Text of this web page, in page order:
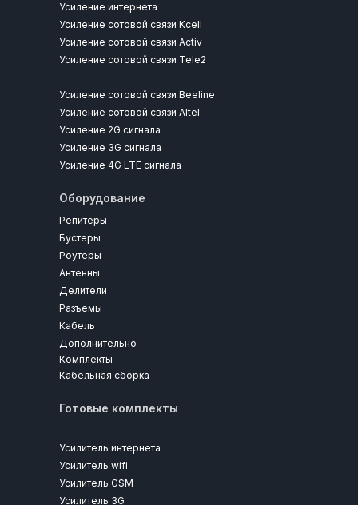
Готовые комплекты
Оборудование
Репитеры
Бустеры
Роутеры
Антенны
Делители
Разъемы
Кабель
Дополнительно
Усилитель интернета
Усилитель wifi
Усилитель GSM
Усилитель 3G
Усиление интернета
Усиление сотовой связи Kcell
Усиление сотовой связи Activ
Усиление сотовой связи Tele2
Усиление сотовой связи Beeline
Усиление сотовой связи Altel
Усиление 2G сигнала
Усиление 3G сигнала
Усиление 4G LTE сигнала
Кабельная сборка
Комплекты